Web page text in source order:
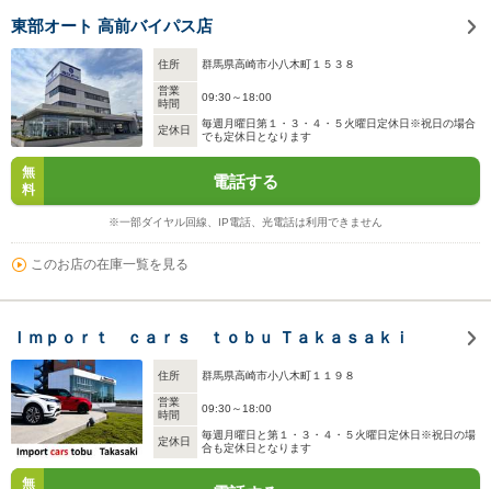
東部オート 高前バイパス店
住所 群馬県高崎市小八木町１５３８
営業
時間
09:30～18:00
定休日
毎週月曜日第１・３・４・５火曜日定休日※祝日の場合
でも定休日となります
無
料
電話する
※一部ダイヤル回線、IP電話、光電話は利用できません
このお店の在庫一覧を見る
Ｉｍｐｏｒｔ ｃａｒｓ ｔｏｂｕ Ｔａｋａｓａｋｉ
住所 群馬県高崎市小八木町１１９８
営業
時間
09:30～18:00
定休日
毎週月曜日と第１・３・４・５火曜日定休日※祝日の場
合も定休日となります
無